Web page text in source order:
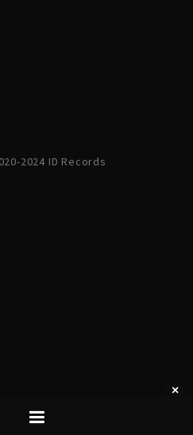
2024 ID Records